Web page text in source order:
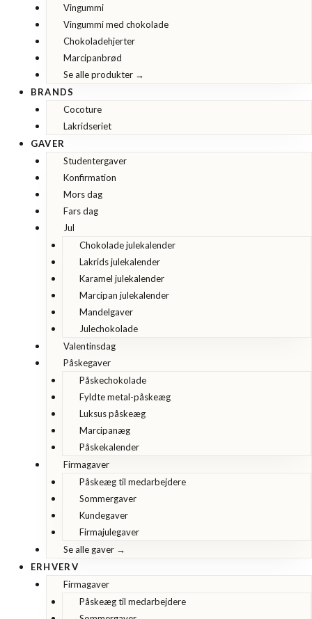
Vingummi
Vingummi med chokolade
Chokoladehjerter
Marcipanbrød
Se alle produkter →
BRANDS
Cocoture
Lakridseriet
GAVER
Studentergaver
Konfirmation
Mors dag
Fars dag
Jul
Chokolade julekalender
Lakrids julekalender
Karamel julekalender
Marcipan julekalender
Mandelgaver
Julechokolade
Valentinsdag
Påskegaver
Påskechokolade
Fyldte metal-påskeæg
Luksus påskeæg
Marcipanæg
Påskekalender
Firmagaver
Påskeæg til medarbejdere
Sommergaver
Kundegaver
Firmajulegaver
Se alle gaver →
ERHVERV
Firmagaver
Påskeæg til medarbejdere